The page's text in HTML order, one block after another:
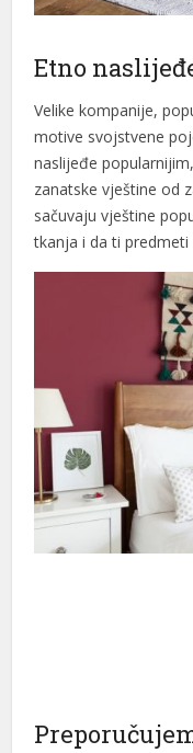
Etno
Velike kompanije,
motive svojstvene
naslijeđe
zanatske vještine od
sačuvaju vještine
tkanja i da ti